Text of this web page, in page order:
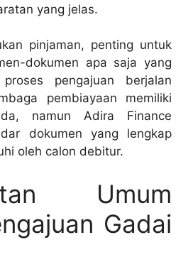
yang jelas.
pinjaman, penting untuk
dokumen apa saja yang
pengajuan berjalan
pembiayaan memiliki
namun Adira Finance
dokumen yang lengkap
oleh calon debitur.
Umum
Gadai